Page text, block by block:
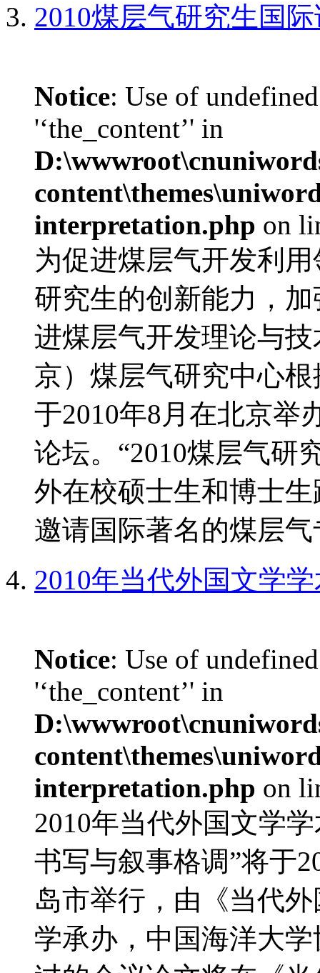
2010煤层气研究生国
Notice: Use of
'‘the_content’' in
interpretation.php on
为促进煤层气开发利
研究生的创新能力，
进煤层气开发理论与
京）煤层气研究中心
于2010年8月在北京举
论坛。“2010煤层气研
外在校硕士生和博士
邀请国际著名的煤层
2010年当代外国文学
Notice: Use of
'‘the_content’' in
interpretation.php on
2010年当代外国文学
书写与叙事格调”将于
岛市举行，由《当代
学承办，中国海洋大